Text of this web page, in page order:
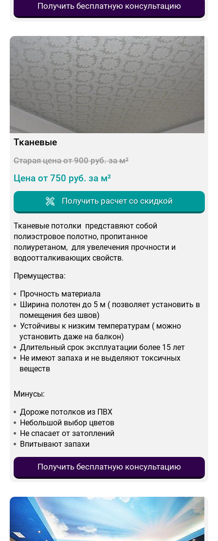
Получить бесплатную консультацию
Тканевые
Старая цена от 900 руб. за м²
Цена от 750 руб. за м²
Получить расчет со скидкой
Тканевые потолки представяют собой
полиэстровое полотно, пропитанное
полиуретаном, для увелечения прочности и
водоотталкивающих свойств.
Премущества:
Прочность материала
Ширина полотен до 5 м ( позволяет установить в
помещения без швов)
Устойчивы к низким температурам ( можно
установить даже на балкон)
Длительный срок эксплуатации более 15 лет
Не имеют запаха и не выделяют токсичных
веществ
Минусы:
Дороже потолков из ПВХ
Небольшой выбор цветов
Не спасает от затоплений
Впитывают запахи
Получить бесплатную консультацию